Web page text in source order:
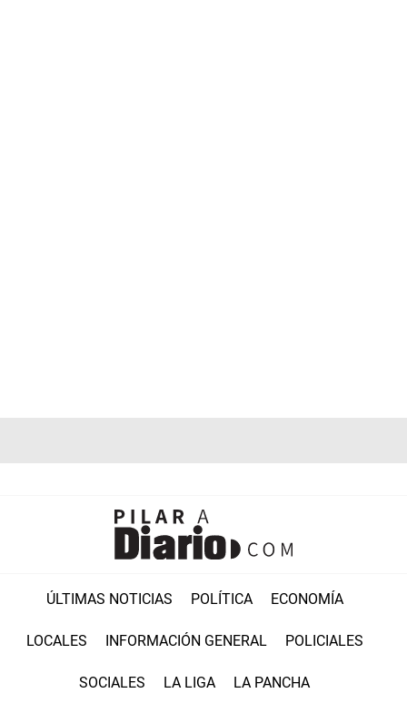
ÚLTIMAS NOTICIAS POLÍTICA ECONOMÍA
LOCALES INFORMACIÓN GENERAL POLICIALES
SOCIALES LA LIGA LA PANCHA